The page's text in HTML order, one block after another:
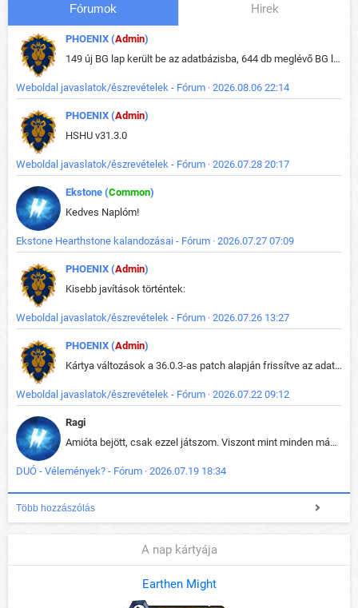
Fórumok Hirek
PHOENIX (Admin)
149 új BG lap került be az adatbázisba, 644 db meglévő BG lap módosult, bekerültek az új képek a megváltozott lapokhoz is.
Weboldal javaslatok/észrevételek - Fórum · 2026.08.06 22:14
PHOENIX (Admin)
HSHU v31.3.0
Weboldal javaslatok/észrevételek - Fórum · 2026.07.28 20:17
Ekstone (Common)
Kedves Naplóm!
Ekstone Hearthstone kalandozásai - Fórum · 2026.07.27 07:09
PHOENIX (Admin)
Kisebb javítások történtek:
Weboldal javaslatok/észrevételek - Fórum · 2026.07.26 13:27
PHOENIX (Admin)
Kártya változások a 36.0.3-as patch alapján frissítve az adatbázisban (képek is cserélve).
Weboldal javaslatok/észrevételek - Fórum · 2026.07.22 09:12
Ragi
Amióta bejött, csak ezzel játszom. Viszont mint minden más - akár az alapjáték is, ez is baromira összetett lett. Néha már pár kör után is esélytelen az egész. Vagy irreállisan túltápol valaki, vagy lelép a partner, vagy csak hülye mint a segg. És amikor eljönne az én időm, na akkor jön el mindenki másé is. Engem jobban érdekelne, hogy ki milyen ratingen szokott játszani. Na ez lenne egy érdekes adat.
DUÓ - Vélemények? - Fórum · 2026.07.19 18:34
Több hozzászólás
A nap kártyája
Earthen Might